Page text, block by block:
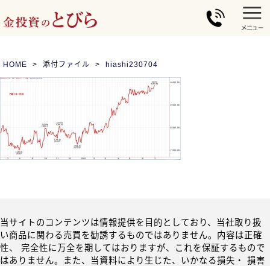
HOME 添付ファイル hiashi230704
当サイトのコンテンツは情報提供を目的としており、当社取り扱
い商品に関わる売買を勧誘するものではありません。内容は正確
性、 完全性に万全を期してはおりますが、これを保証するもので
はありません。また、当資料により生じた、いかなる損失・ 損害